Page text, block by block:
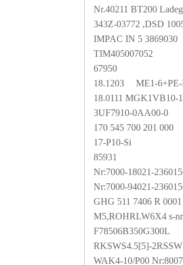
Nr.40211 BT200
343Z-03772 ,DSD
IMPAC IN 5 3869030
TIM405007052
67950
18.1203
ME1-6+PE-
18.0111 MGK1VB10-
3UF7910-0AA00-0
170 545 700 201 000
17-P10-Si
85931
Nr:7000-18021-
Nr:7000-94021-
GHG 511 7406 R
M5,ROHRLW6X4 s-
F78506B350G300L
RKSWS4.5[5]-
WAK4-10/P00